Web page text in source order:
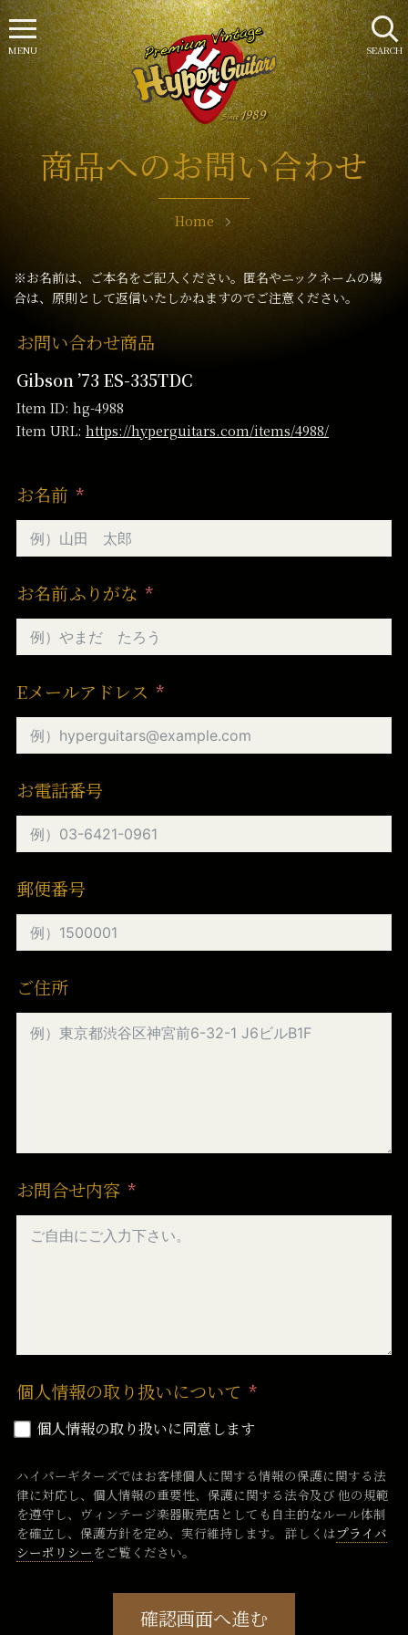
商品へのお問い合わせ
Home
※お名前は、ご本名をご記入ください。匿名やニックネームの場
合は、原則として返信いたしかねますのでご注意ください。
お問い合わせ商品
Gibson ’73 ES-335TDC
Item ID: hg-4988
Item URL: https://hyperguitars.com/items/4988/
お名前
お名前ふりがな
Eメールアドレス
お電話番号
郵便番号
ご住所
お問合せ内容
個人情報の取り扱いについて
個人情報の取り扱いに同意します
ハイパーギターズではお客様個人に関する情報の保護に関する法
律に対応し、個人情報の重要性、保護に関する法令及び 他の規範
を遵守し、ヴィンテージ楽器販売店としても自主的なルール体制
を確立し、保護方針を定め、実行維持します。 詳しくはプライバ
シーポリシー をご覧ください。
確認画面へ進む
SEARCH
MENU